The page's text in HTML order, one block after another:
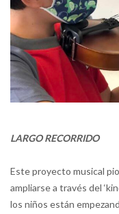
LARGO RECORRIDO
Este proyecto musical
ampliarse a través del
los niños están